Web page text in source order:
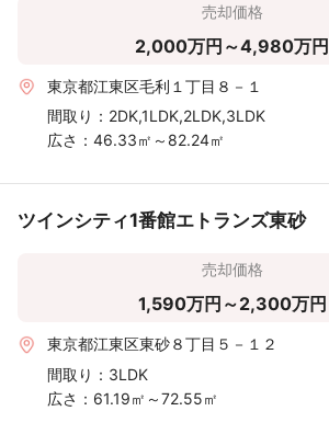
売却価格
2,000万円～4,980万円
東京都江東区毛利１丁目８－１
間取り： 2DK,1LDK,2LDK,3LDK
広さ： 46.33㎡～82.24㎡
ツインシティ1番館エトランズ東砂
売却価格
1,590万円～2,300万円
東京都江東区東砂８丁目５－１２
間取り： 3LDK
広さ： 61.19㎡～72.55㎡